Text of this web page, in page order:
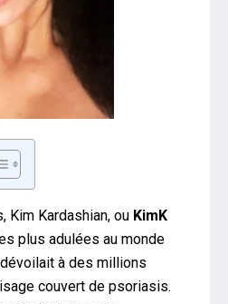
Kim Kardashian, ou KimK
plus adulées au monde
à des millions
couvert de psoriasis.